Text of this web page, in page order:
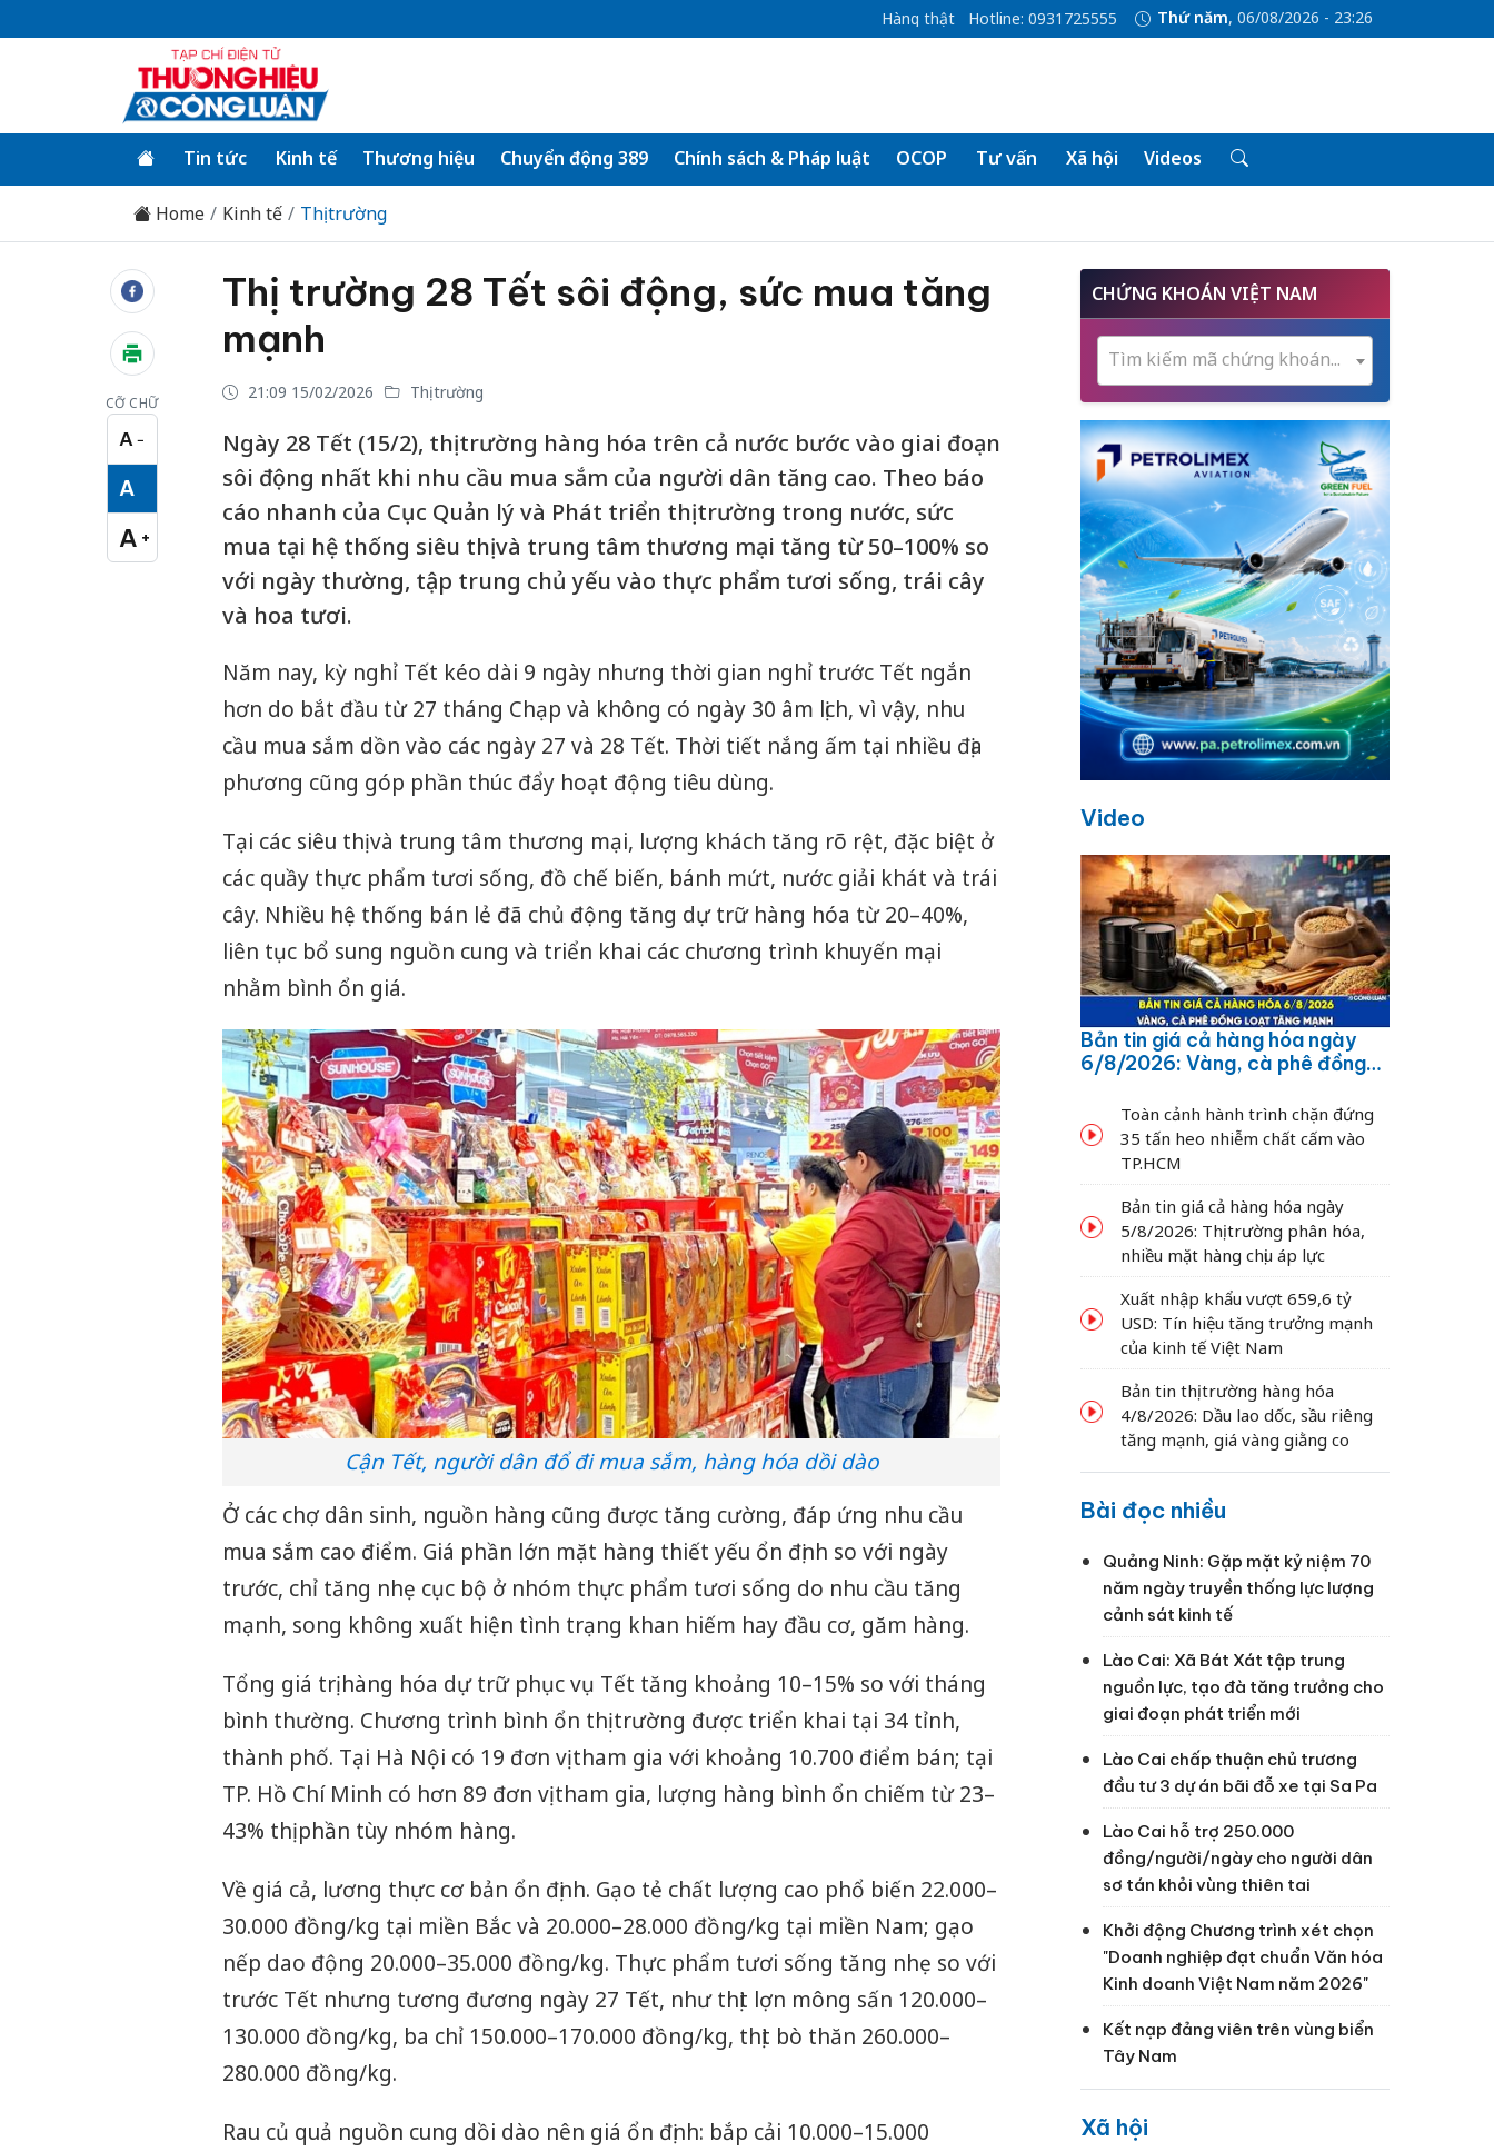
Hàng thật Hotline: 0931725555 Thứ năm, 06/08/2026 - 23:26
Tin tức Kinh tế Thương hiệu Chuyển động 389 Chính sách & Pháp luật OCOP Tư vấn Xã hội Videos
Home Kinh tế Thị trường
CỠ CHỮ
A −
Cỡ chữ nhỏ
A
Cỡ chữ vừa
A +
Cỡ chữ lớn
Thị trường 28 Tết sôi động, sức mua tăng
mạnh
21:09 15/02/2026 Thị trường
Ngày 28 Tết (15/2), thị trường hàng hóa trên cả nước bước vào giai đoạn
sôi động nhất khi nhu cầu mua sắm của người dân tăng cao. Theo báo
cáo nhanh của Cục Quản lý và Phát triển thị trường trong nước, sức
mua tại hệ thống siêu thị và trung tâm thương mại tăng từ 50–100% so
với ngày thường, tập trung chủ yếu vào thực phẩm tươi sống, trái cây
và hoa tươi.
Năm nay, kỳ nghỉ Tết kéo dài 9 ngày nhưng thời gian nghỉ trước Tết ngắn
hơn do bắt đầu từ 27 tháng Chạp và không có ngày 30 âm lịch, vì vậy, nhu
cầu mua sắm dồn vào các ngày 27 và 28 Tết. Thời tiết nắng ấm tại nhiều địa
phương cũng góp phần thúc đẩy hoạt động tiêu dùng.
Tại các siêu thị và trung tâm thương mại, lượng khách tăng rõ rệt, đặc biệt ở
các quầy thực phẩm tươi sống, đồ chế biến, bánh mứt, nước giải khát và trái
cây. Nhiều hệ thống bán lẻ đã chủ động tăng dự trữ hàng hóa từ 20–40%,
liên tục bổ sung nguồn cung và triển khai các chương trình khuyến mại
nhằm bình ổn giá.
Cận Tết, người dân đổ đi mua sắm, hàng hóa dồi dào
Ở các chợ dân sinh, nguồn hàng cũng được tăng cường, đáp ứng nhu cầu
mua sắm cao điểm. Giá phần lớn mặt hàng thiết yếu ổn định so với ngày
trước, chỉ tăng nhẹ cục bộ ở nhóm thực phẩm tươi sống do nhu cầu tăng
mạnh, song không xuất hiện tình trạng khan hiếm hay đầu cơ, găm hàng.
Tổng giá trị hàng hóa dự trữ phục vụ Tết tăng khoảng 10–15% so với tháng
bình thường. Chương trình bình ổn thị trường được triển khai tại 34 tỉnh,
thành phố. Tại Hà Nội có 19 đơn vị tham gia với khoảng 10.700 điểm bán; tại
TP. Hồ Chí Minh có hơn 89 đơn vị tham gia, lượng hàng bình ổn chiếm từ 23–
43% thị phần tùy nhóm hàng.
Về giá cả, lương thực cơ bản ổn định. Gạo tẻ chất lượng cao phổ biến 22.000–
30.000 đồng/kg tại miền Bắc và 20.000–28.000 đồng/kg tại miền Nam; gạo
nếp dao động 20.000–35.000 đồng/kg. Thực phẩm tươi sống tăng nhẹ so với
trước Tết nhưng tương đương ngày 27 Tết, như thịt lợn mông sấn 120.000–
130.000 đồng/kg, ba chỉ 150.000–170.000 đồng/kg, thịt bò thăn 260.000–
280.000 đồng/kg.
Rau củ quả nguồn cung dồi dào nên giá ổn định: bắp cải 10.000–15.000
CHỨNG KHOÁN VIỆT NAM
Tìm kiếm mã chứng khoán...
Video
Bản tin giá cả hàng hóa ngày
6/8/2026: Vàng, cà phê đồng
Toàn cảnh hành trình chặn đứng
35 tấn heo nhiễm chất cấm vào
TP.HCM
Bản tin giá cả hàng hóa ngày
5/8/2026: Thị trường phân hóa,
nhiều mặt hàng chịu áp lực
Xuất nhập khẩu vượt 659,6 tỷ
USD: Tín hiệu tăng trưởng mạnh
của kinh tế Việt Nam
Bản tin thị trường hàng hóa
4/8/2026: Dầu lao dốc, sầu riêng
tăng mạnh, giá vàng giằng co
Bài đọc nhiều
Quảng Ninh: Gặp mặt kỷ niệm 70
năm ngày truyền thống lực lượng
cảnh sát kinh tế
Lào Cai: Xã Bát Xát tập trung
nguồn lực, tạo đà tăng trưởng cho
giai đoạn phát triển mới
Lào Cai chấp thuận chủ trương
đầu tư 3 dự án bãi đỗ xe tại Sa Pa
Lào Cai hỗ trợ 250.000
đồng/người/ngày cho người dân
sơ tán khỏi vùng thiên tai
Khởi động Chương trình xét chọn
"Doanh nghiệp đạt chuẩn Văn hóa
Kinh doanh Việt Nam năm 2026"
Kết nạp đảng viên trên vùng biển
Tây Nam
Xã hội